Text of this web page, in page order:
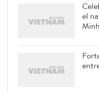
el
Minh